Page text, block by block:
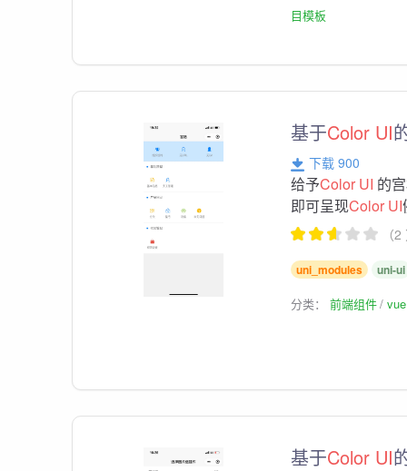
目模板
基于Color UI
下载 900
给予Color UI 的
即可呈现Color UI
（
uni_modules uni-ui
分类：前端组件
基于Color UI